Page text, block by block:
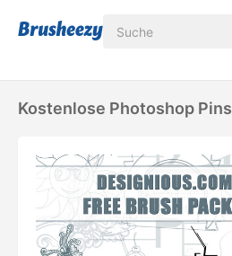
Kostenlose Photoshop